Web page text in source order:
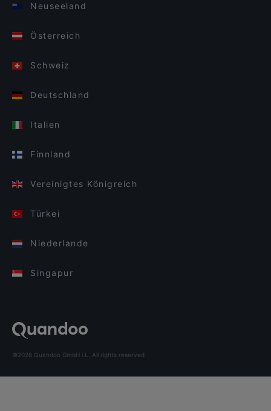
Neuseeland
Österreich
Schweiz
Deutschland
Italien
Finnland
Vereinigtes Königreich
Türkei
Niederlande
Singapur
©2026 Quandoo GmbH i.L. All rights reserved